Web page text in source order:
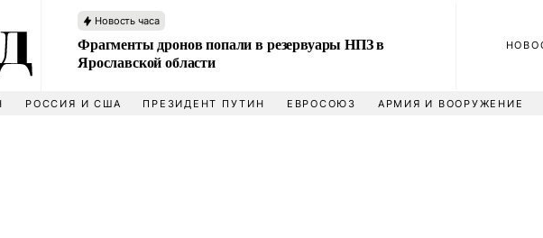
Новость часа
Фрагменты дронов попали в резервуары НПЗ в
Ярославской области
РОССИЯ И США ПРЕЗИДЕНТ ПУТИН ЕВРОСОЮЗ АРМИЯ И ВООРУЖЕНИЕ